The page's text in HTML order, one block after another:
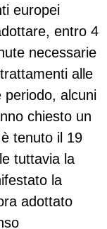
europei
entro 4
necessarie
alle
periodo, alcuni
chiesto un
tenuto il 19
tuttavia la
la
adottato